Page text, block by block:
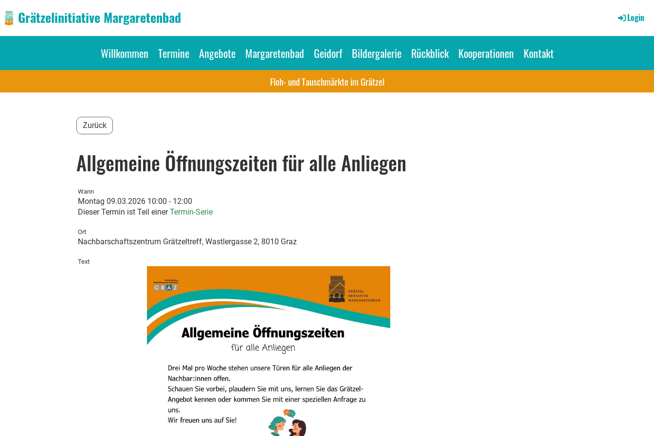
Grätzelinitiative Margaretenbad Login
Willkommen Termine Angebote Margaretenbad Geidorf Bildergalerie Rückblick Kooperationen Kontakt
Floh- und Tauschmärkte im Grätzel
Zurück
Allgemeine Öffnungszeiten für alle Anliegen
Wann
Montag 09.03.2026 10:00 - 12:00
Dieser Termin ist Teil einerTermin-Serie
Ort
Nachbarschaftszentrum Grätzeltreff, Wastlergasse 2, 8010 Graz
Text